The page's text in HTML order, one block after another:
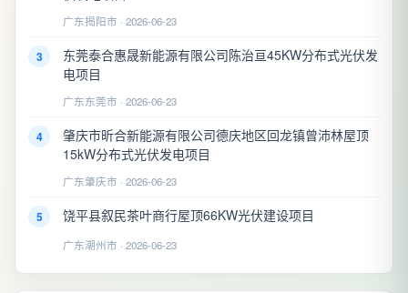
广东揭阳市 · 2026-06-23
3
东莞泰合惠晟新能源有限公司陈治亘45KW分布式光伏发
电项目
广东东莞市 · 2026-06-23
4
肇庆市昕合新能源有限公司德庆地区回龙镇曾沛林屋顶
15kW分布式光伏发电项目
广东肇庆市 · 2026-06-23
5 饶平县叙民茶叶商行屋顶66KW光伏建设项目
广东潮州市 · 2026-06-23